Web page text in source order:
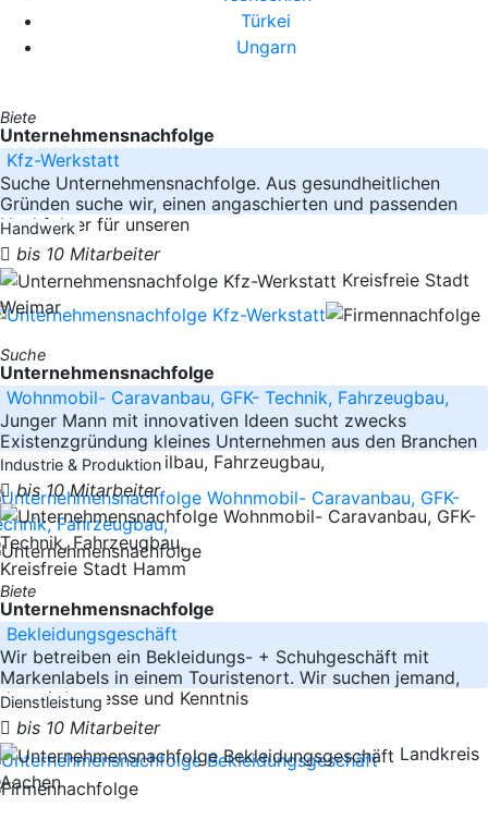
Türkei
Ungarn
Biete
Unternehmensnachfolge
Kfz-Werkstatt
Suche Unternehmensnachfolge. Aus gesundheitlichen
Gründen suche wir, einen angaschierten und passenden
Nachfolger für unseren
Handwerk
bis 10 Mitarbeiter
Kreisfreie Stadt
Weimar
Suche
Unternehmensnachfolge
Wohnmobil- Caravanbau, GFK- Technik, Fahrzeugbau,
Junger Mann mit innovativen Ideen sucht zwecks
Existenzgründung kleines Unternehmen aus den Branchen
Caravan- Wohnmobilbau, Fahrzeugbau,
Industrie & Produktion
bis 10 Mitarbeiter
Kreisfreie Stadt Hamm
Biete
Unternehmensnachfolge
Bekleidungsgeschäft
Wir betreiben ein Bekleidungs- + Schuhgeschäft mit
Markenlabels in einem Touristenort. Wir suchen jemand,
der mit Interesse und Kenntnis
Dienstleistung
bis 10 Mitarbeiter
Landkreis
Aachen